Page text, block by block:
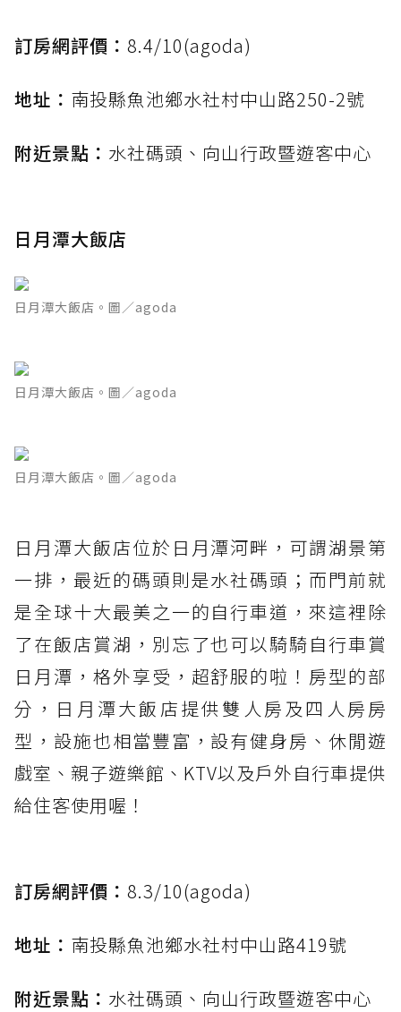
訂房網評價： 8.4/10(agoda)
地址： 南投縣魚池鄉水社村中山路250-2號
附近景點： 水社碼頭、向山行政暨遊客中心
日月潭大飯店
日月潭大飯店。圖／agoda
日月潭大飯店。圖／agoda
日月潭大飯店。圖／agoda
日月潭大飯店位於日月潭河畔，可謂湖景第
一排，最近的碼頭則是水社碼頭；而門前就
是全球十大最美之一的自行車道，來這裡除
了在飯店賞湖，別忘了也可以騎騎自行車賞
日月潭，格外享受，超舒服的啦！房型的部
分，日月潭大飯店提供雙人房及四人房房
型，設施也相當豐富，設有健身房、休閒遊
戲室、親子遊樂館、KTV以及戶外自行車提供
給住客使用喔！
訂房網評價： 8.3/10(agoda)
地址： 南投縣魚池鄉水社村中山路419號
附近景點： 水社碼頭、向山行政暨遊客中心